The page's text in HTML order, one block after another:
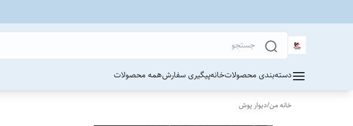
دسته‌بندی محصولاتخانهپیگیری سفارشهمه محصولات
خانه من/دیوار پوش